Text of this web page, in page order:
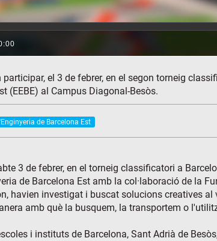
el 3 de febrer, en el segon torneig
(EEBE) al Campus Diagonal-Besòs.
de Barcelona Est
3 de febrer, en el torneig classificatori a
de Barcelona Est amb la col·laboració de la
havien investigat i buscat solucions creatives
amb què la busquem, la transportem o
i instituts de Barcelona, Sant Adrià de